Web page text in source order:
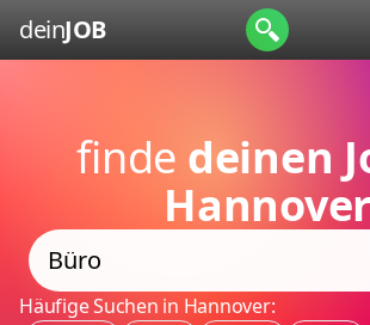
deinJOB
finde deinen
Hannover
Häufige Suchen in Hannover: